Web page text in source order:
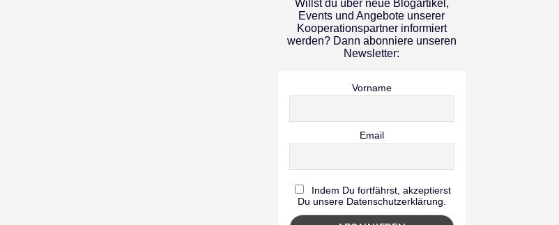
Willst du über neue Blogartikel,
Events und Angebote unserer
Kooperationspartner informiert
werden? Dann abonniere unseren
Newsletter:
Vorname
Email
Indem Du fortfährst, akzeptierst
Du unsere Datenschutzerklärung.